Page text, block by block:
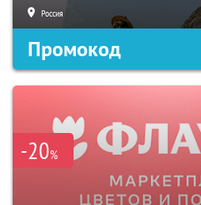
Россия
Промокод
-20%